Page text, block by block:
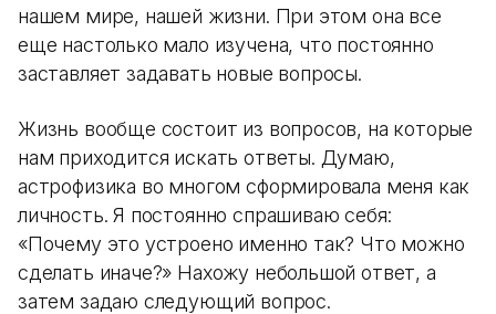
нашем мире, нашей жизни. При этом она все
еще настолько мало изучена, что постоянно
заставляет задавать новые вопросы.
Жизнь вообще состоит из вопросов, на которые
нам приходится искать ответы. Думаю,
астрофизика во многом сформировала меня как
личность. Я постоянно спрашиваю себя:
«Почему это устроено именно так? Что можно
сделать иначе?» Нахожу небольшой ответ, а
затем задаю следующий вопрос.